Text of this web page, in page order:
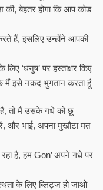
की, बेहतर होगा कि आप कोड
हैं, इसलिए उन्होंने आपकी
‘धनुष’ पर हस्ताक्षर किए
मैं इसे नकद भुगतान करता हूं
है, तो मैं उसके गधे को छू
और भाई, अपना मुखौटा मत
है, हम Gon’ अपने गधे पर
के लिए ब्लिट्ज हो जाओ